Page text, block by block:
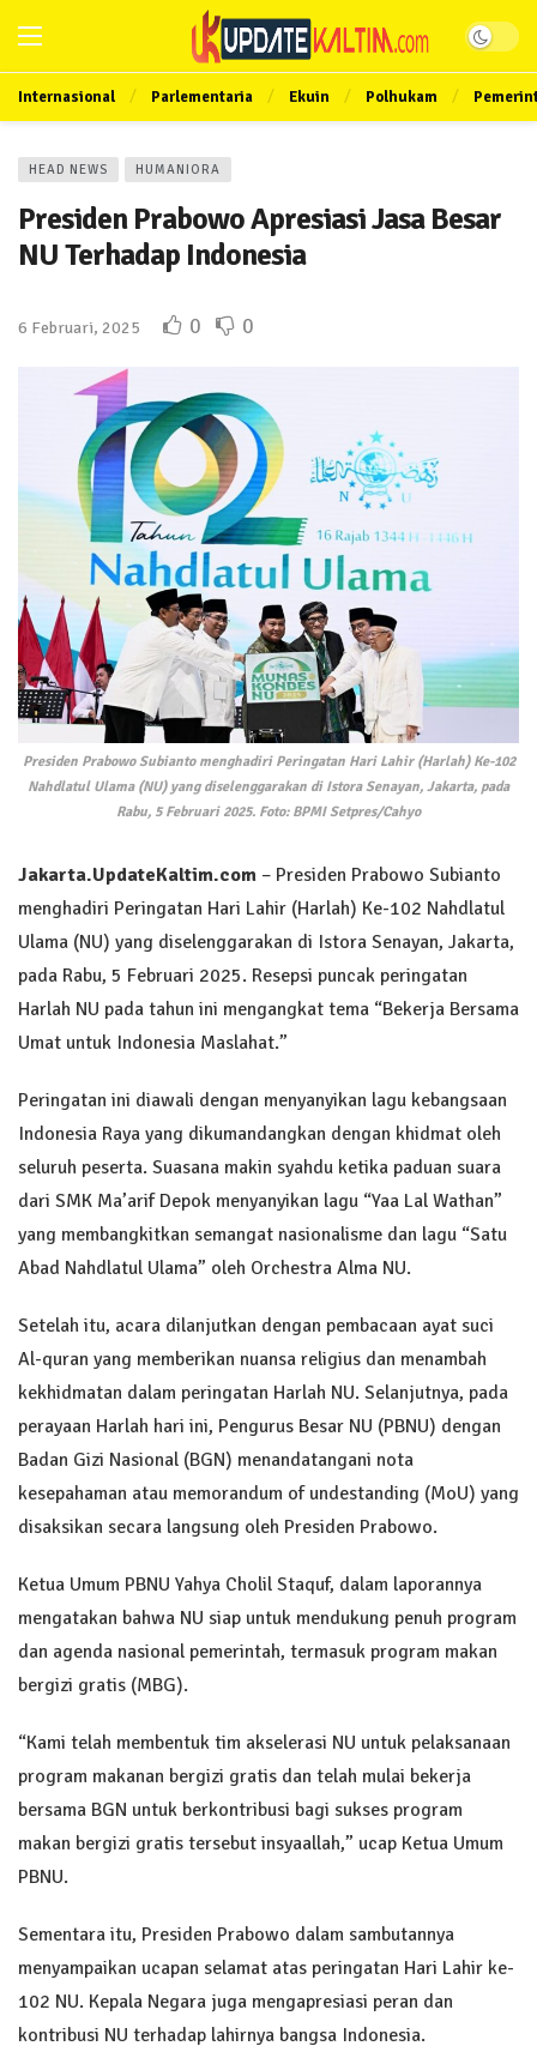
Internasional Parlementaria Ekuin Polhukam
HEAD NEWS HUMANIORA
Presiden Prabowo Apresiasi Jasa Besar
NU Terhadap Indonesia
6 Februari, 2025 0 0
Presiden Prabowo Subianto menghadiri Peringatan Hari Lahir (Harlah) Ke-102
Nahdlatul Ulama (NU) yang diselenggarakan di Istora Senayan, Jakarta, pada
Rabu, 5 Februari 2025. Foto: BPMI Setpres/Cahyo
Jakarta.UpdateKaltim.com – Presiden Prabowo Subianto
menghadiri Peringatan Hari Lahir (Harlah) Ke-102 Nahdlatul
Ulama (NU) yang diselenggarakan di Istora Senayan, Jakarta,
pada Rabu, 5 Februari 2025. Resepsi puncak peringatan
Harlah NU pada tahun ini mengangkat tema “Bekerja Bersama
Umat untuk Indonesia Maslahat.”
Peringatan ini diawali dengan menyanyikan lagu kebangsaan
Indonesia Raya yang dikumandangkan dengan khidmat oleh
seluruh peserta. Suasana makin syahdu ketika paduan suara
dari SMK Ma’arif Depok menyanyikan lagu “Yaa Lal Wathan”
yang membangkitkan semangat nasionalisme dan lagu “Satu
Abad Nahdlatul Ulama” oleh Orchestra Alma NU.
Setelah itu, acara dilanjutkan dengan pembacaan ayat suci
Al-quran yang memberikan nuansa religius dan menambah
kekhidmatan dalam peringatan Harlah NU. Selanjutnya, pada
perayaan Harlah hari ini, Pengurus Besar NU (PBNU) dengan
Badan Gizi Nasional (BGN) menandatangani nota
kesepahaman atau memorandum of undestanding (MoU) yang
disaksikan secara langsung oleh Presiden Prabowo.
Ketua Umum PBNU Yahya Cholil Staquf, dalam laporannya
mengatakan bahwa NU siap untuk mendukung penuh program
dan agenda nasional pemerintah, termasuk program makan
bergizi gratis (MBG).
“Kami telah membentuk tim akselerasi NU untuk pelaksanaan
program makanan bergizi gratis dan telah mulai bekerja
bersama BGN untuk berkontribusi bagi sukses program
makan bergizi gratis tersebut insyaallah,” ucap Ketua Umum
PBNU.
Sementara itu, Presiden Prabowo dalam sambutannya
menyampaikan ucapan selamat atas peringatan Hari Lahir ke-
102 NU. Kepala Negara juga mengapresiasi peran dan
kontribusi NU terhadap lahirnya bangsa Indonesia.